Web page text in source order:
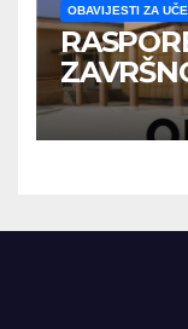
OBAVIJESTI ZA